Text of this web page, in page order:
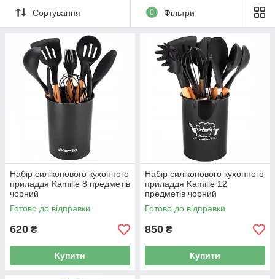
Сортування 0 Фільтри
Набір силіконового кухонного
приладдя Kamille 8 предметів
чорний
Готово до відправки
620 ₴
Купити
Набір силіконового кухонного
приладдя Kamille 12
предметів чорний
Готово до відправки
850 ₴
Купити